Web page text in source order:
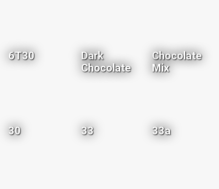
6T30
Dark
Chocolate
Chocolate
Mix
30 33 33a